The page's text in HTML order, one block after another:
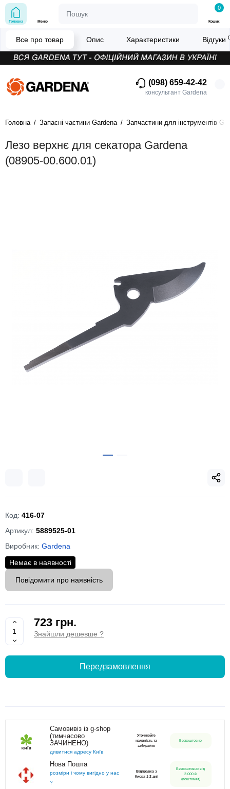
(098) 659-42-42
консультант Gardena
Головна Меню
0
Кошик
Головна Запасні частини Gardena Запчастини для інструментів
Лезо верхнє для секатора Gardena
(08905-00.600.01)
Все про товар Опис Характеристики Відгуки
Код: 416-07
Артикул: 5889525-01
Виробник: Gardena
Немає в наявності
Повідомити про наявність
723 грн.
Знайшли дешевше ?
Передзамовлення
Самовивіз із g-shop
(тимчасово
ЗАЧИНЕНО)
дивитися адресу Київ
Уточнюйте
наявність та
забирайте
Безкоштовно
Нова Пошта
розміри і чому вигідно у нас
?
Відправка з
Києва 1-2 дні
Безкоштовно від
3 000 ₴
(поштомат)